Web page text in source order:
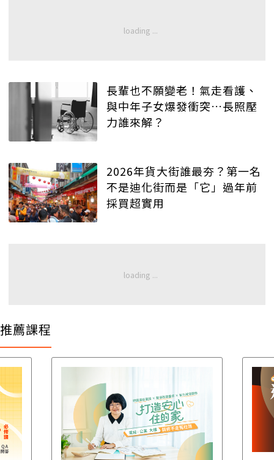
長輩也不願變老！氣走看護、
與中年子女爆發衝突…長照壓
力誰來解？
2026年貨大街誰最夯？第一名
不是迪化街而是「它」過年前
採買超實用
推薦課程